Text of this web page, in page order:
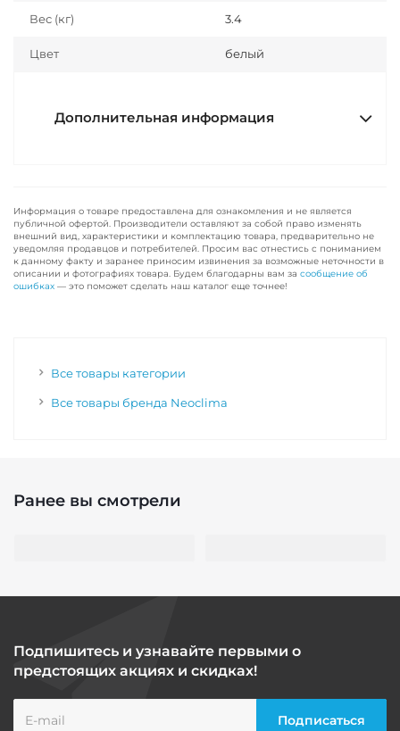
Вес (кг) 3.4
Цвет белый
Дополнительная информация
Информация о товаре предоставлена для ознакомления и не является
публичной офертой. Производители оставляют за собой право изменять
внешний вид, характеристики и комплектацию товара, предварительно не
уведомляя продавцов и потребителей. Просим вас отнестись с пониманием
к данному факту и заранее приносим извинения за возможные неточности в
описании и фотографиях товара. Будем благодарны вам за сообщение об
ошибках — это поможет сделать наш каталог еще точнее!
Все товары категории
Все товары бренда Neoclima
Ранее вы смотрели
Подпишитесь и узнавайте первыми о
предстоящих акциях и скидках!